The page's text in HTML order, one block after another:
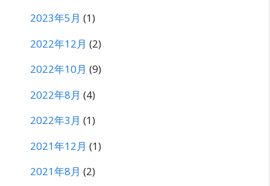
2023年5月 (1)
2022年12月 (2)
2022年10月 (9)
2022年8月 (4)
2022年3月 (1)
2021年12月 (1)
2021年8月 (2)